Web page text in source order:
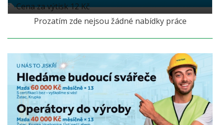
Cena za výtisk 12 Kč
Prozatím zde nejsou žádné nabídky práce